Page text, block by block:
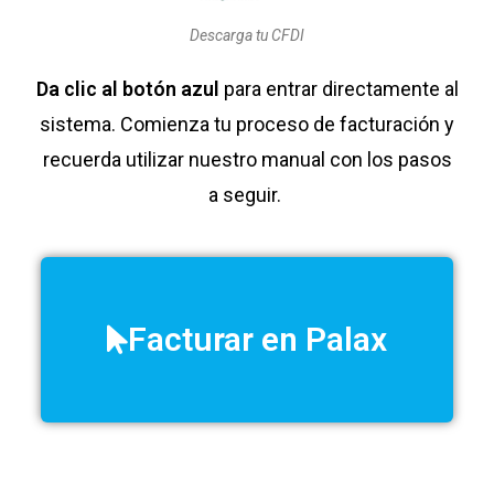
Descarga tu CFDI
Da clic al botón azul para entrar directamente al
sistema. Comienza tu proceso de facturación y
recuerda utilizar nuestro manual con los pasos
a seguir.
Facturar en Palax